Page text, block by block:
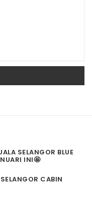
SELANGOR BLUE
INI🤩
CABIN